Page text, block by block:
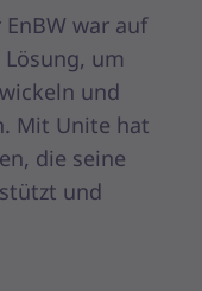
war auf
um
und
Mit Unite hat
die seine
und